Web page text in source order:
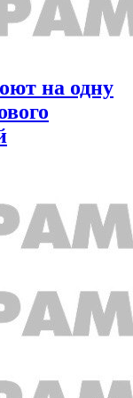
на одну